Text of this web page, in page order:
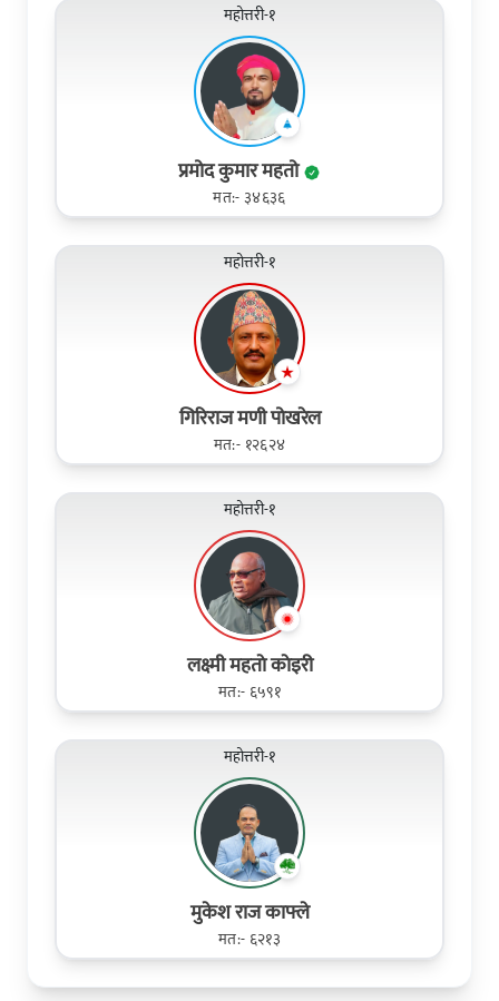
महोत्तरी-१
प्रमोद कुमार महतो
मत:- ३४६३६
महोत्तरी-१
गिरिराज मणी पोखरेल
मत:- १२६२४
महोत्तरी-१
लक्ष्मी महताे काेइरी
मत:- ६५९१
महोत्तरी-१
मुकेश राज काफ्ले
मत:- ६२१३